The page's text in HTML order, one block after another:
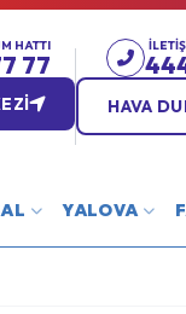
HATTI
77
HAVA
YALOVA